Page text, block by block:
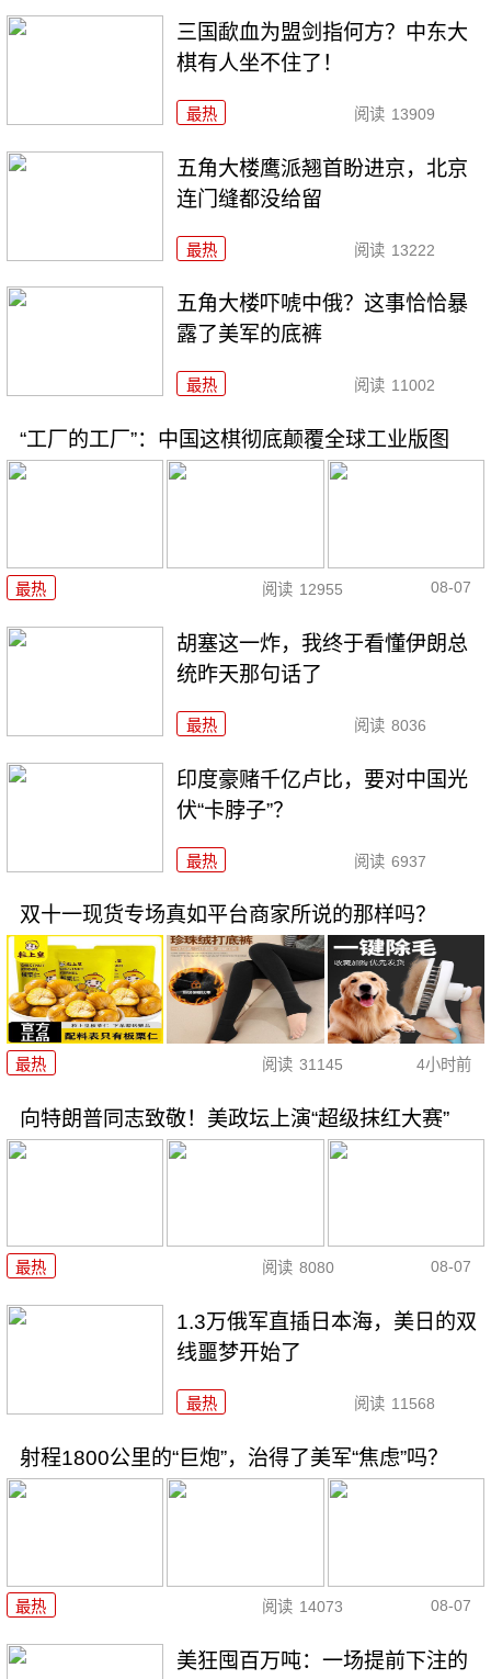
三国歃血为盟剑指何方？中东大
棋有人坐不住了！
最热 阅读 13909
五角大楼鹰派翘首盼进京，北京
连门缝都没给留
最热 阅读 13222
五角大楼吓唬中俄？这事恰恰暴
露了美军的底裤
最热 阅读 11002
“工厂的工厂”：中国这棋彻底颠覆全球工业版图
最热 阅读 12955 08-07
胡塞这一炸，我终于看懂伊朗总
统昨天那句话了
最热 阅读 8036
印度豪赌千亿卢比，要对中国光
伏“卡脖子”？
最热 阅读 6937
双十一现货专场真如平台商家所说的那样吗？
最热 阅读 31145 4小时前
向特朗普同志致敬！美政坛上演“超级抹红大赛”
最热 阅读 8080 08-07
1.3万俄军直插日本海，美日的双
线噩梦开始了
最热 阅读 11568
射程1800公里的“巨炮”，治得了美军“焦虑”吗？
最热 阅读 14073 08-07
美狂囤百万吨：一场提前下注的